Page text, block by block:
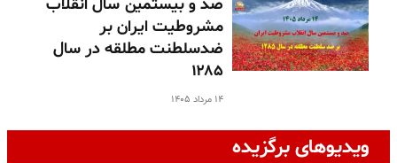
صد و بیستمین سال انقلاب
مشروطیت ایران بر
ضدسلطنت مطلقه در سال
۱۲۸۵
۱۴ مرداد ۱۴۰۵
ویدیوهای برگزیده